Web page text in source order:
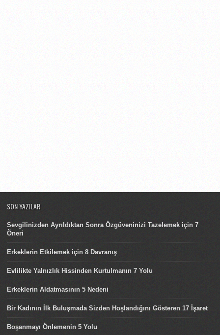
SON YAZILAR
Sevgilinizden Ayrıldıktan Sonra Özgüveninizi Tazelemek için 7
Öneri
Erkeklerin Etkilemek için 8 Davranış
Evlilikte Yalnızlık Hissinden Kurtulmanın 7 Yolu
Erkeklerin Aldatmasının 5 Nedeni
Bir Kadının İlk Buluşmada Sizden Hoşlandığını Gösteren 17 İşaret
Boşanmayı Önlemenin 5 Yolu